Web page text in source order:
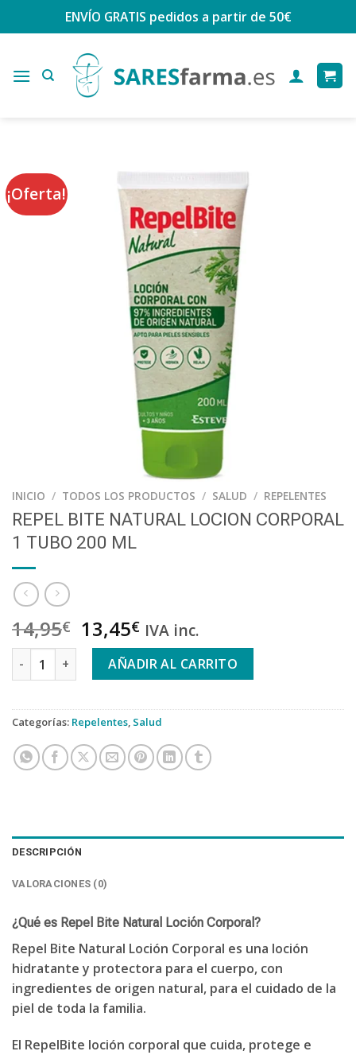
ENVÍO GRATIS pedidos a partir de 50€
¡Oferta!
INICIO / TODOS LOS PRODUCTOS / SALUD / REPELENTES
REPEL BITE NATURAL LOCION CORPORAL
1 TUBO 200 ML
14,95€ 13,45€ IVA inc.
REPEL BITE NATURAL LOCION CORPORAL 1 TUBO 200 ML
AÑADIR AL CARRITO
Categorías: Repelentes, Salud
DESCRIPCIÓN
VALORACIONES (0)
¿Qué es Repel Bite Natural Loción Corporal?
Repel Bite Natural Loción Corporal es una loción
hidratante y protectora para el cuerpo, con
ingredientes de origen natural, para el cuidado de la
piel de toda la familia.
El RepelBite loción corporal que cuida, protege e